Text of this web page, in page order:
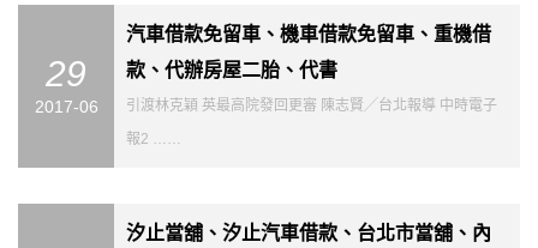
29
2017-06
汽車借款免留車、機車借款免留車、重機借
款、代辦房屋二胎、代書
引渡林克穎 英最高院發回更審 陳志賢╱台北報導 中時電子
報2 ……
汐止當舖、汐止汽車借款、台北市當舖、內